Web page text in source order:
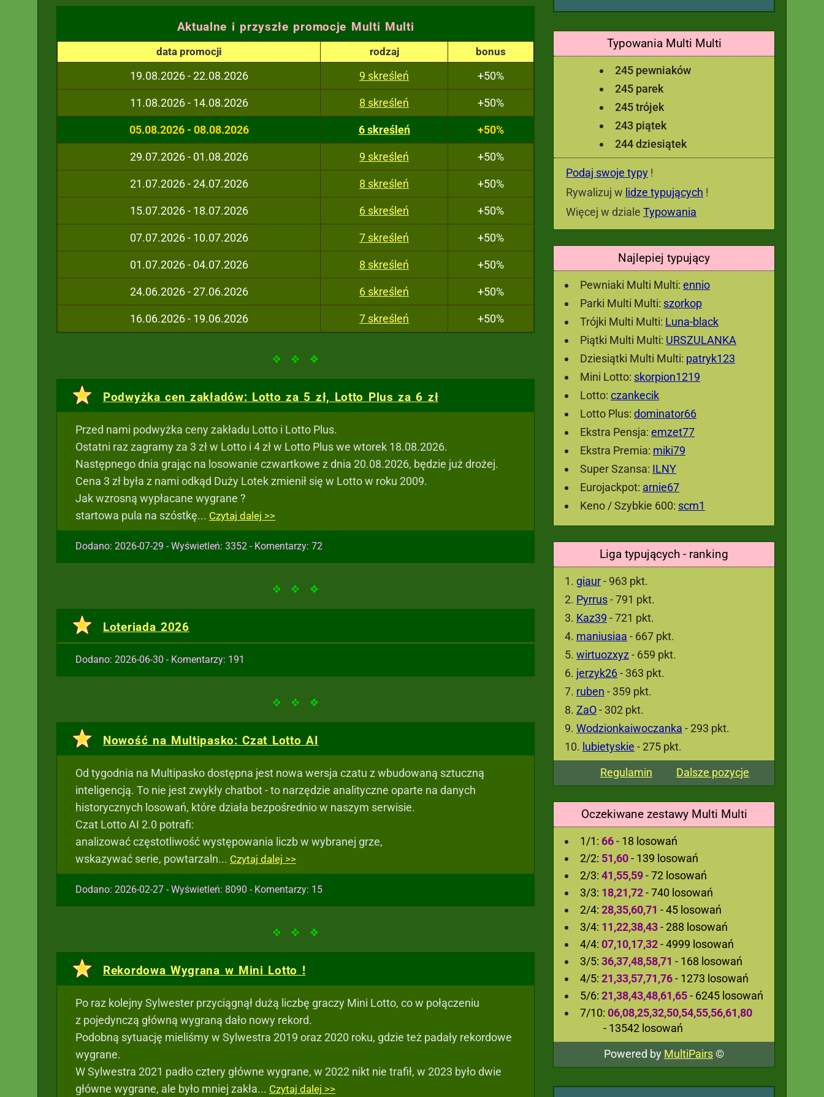
Typowania Multi Multi
245 pewniaków
245 parek
245 trójek
243 piątek
244 dziesiątek
Podaj swoje typy !
Rywalizuj w lidze typujących !
Więcej w dziale Typowania
Najlepiej typujący
Pewniaki Multi Multi: ennio
Parki Multi Multi: szorkop
Trójki Multi Multi: Luna-black
Piątki Multi Multi: URSZULANKA
Dziesiątki Multi Multi: patryk123
Mini Lotto: skorpion1219
Lotto: czankecik
Lotto Plus: dominator66
Ekstra Pensja: emzet77
Ekstra Premia: miki79
Super Szansa: ILNY
Eurojackpot: arnie67
Keno / Szybkie 600: scm1
Liga typujących - ranking
giaur- 963 pkt.
Pyrrus- 791 pkt.
Kaz39 - 721 pkt.
maniusiaa - 667 pkt.
wirtuozxyz - 659 pkt.
jerzyk26- 363 pkt.
ruben - 359 pkt.
ZaO- 302 pkt.
Wodzionkaiwoczanka - 293 pkt.
lubietyskie - 275 pkt.
Regulamin
Dalsze pozycje
Oczekiwane zestawy Multi Multi
1/1: 66- 18 losowań
2/2: 51,60- 139 losowań
2/3: 41,55,59- 72 losowań
3/3: 18,21,72- 740 losowań
2/4: 28,35,60,71 - 45 losowań
3/4: 11,22,38,43- 288 losowań
4/4: 07,10,17,32- 4999 losowań
3/5: 36,37,48,58,71 - 168 losowań
4/5: 21,33,57,71,76- 1273 losowań
5/6: 21,38,43,48,61,65- 6245 losowań
7/10: 06,08,25,32,50,54,55,56,61,80
- 13542 losowań
Powered by MultiPairs©
Aktualne i przyszłe promocje Multi Multi
data promocji rodzaj bonus
19.08.2026 - 22.08.2026 9 skreśleń +50%
11.08.2026 - 14.08.2026 8 skreśleń +50%
05.08.2026 - 08.08.2026 6 skreśleń +50%
29.07.2026 - 01.08.2026 9 skreśleń +50%
21.07.2026 - 24.07.2026 8 skreśleń +50%
15.07.2026 - 18.07.2026 6 skreśleń +50%
07.07.2026 - 10.07.2026 7 skreśleń +50%
01.07.2026 - 04.07.2026 8 skreśleń +50%
24.06.2026 - 27.06.2026 6 skreśleń +50%
16.06.2026 - 19.06.2026 7 skreśleń +50%
Podwyżka cen zakładów: Lotto za 5 zł, Lotto Plus za 6 zł
Przed nami podwyżka ceny zakładu Lotto i Lotto Plus.
Ostatni raz zagramy za 3 zł w Lotto i 4 zł w Lotto Plus we wtorek 18.08.2026.
Następnego dnia grając na losowanie czwartkowe z dnia 20.08.2026, będzie już drożej.
Cena 3 zł była z nami odkąd Duży Lotek zmienił się w Lotto w roku 2009.
Jak wzrosną wypłacane wygrane ?
startowa pula na szóstkę... Czytaj dalej >>
Dodano: 2026-07-29 - Wyświetleń: 3352 - Komentarzy: 72
Loteriada 2026
Dodano: 2026-06-30 - Komentarzy: 191
Nowość na Multipasko: Czat Lotto AI
Od tygodnia na Multipasko dostępna jest nowa wersja czatu z wbudowaną sztuczną
inteligencją. To nie jest zwykły chatbot - to narzędzie analityczne oparte na danych
historycznych losowań, które działa bezpośrednio w naszym serwisie.
Czat Lotto AI 2.0 potrafi:
analizować częstotliwość występowania liczb w wybranej grze,
wskazywać serie, powtarzaln... Czytaj dalej >>
Dodano: 2026-02-27 - Wyświetleń: 8090 - Komentarzy: 15
Rekordowa Wygrana w Mini Lotto !
Po raz kolejny Sylwester przyciągnął dużą liczbę graczy Mini Lotto, co w połączeniu
z pojedynczą główną wygraną dało nowy rekord.
Podobną sytuację mieliśmy w Sylwestra 2019 oraz 2020 roku, gdzie też padały rekordowe
wygrane.
W Sylwestra 2021 padło cztery główne wygrane, w 2022 nikt nie trafił, w 2023 było dwie
główne wygrane, ale było mniej zakła... Czytaj dalej >>